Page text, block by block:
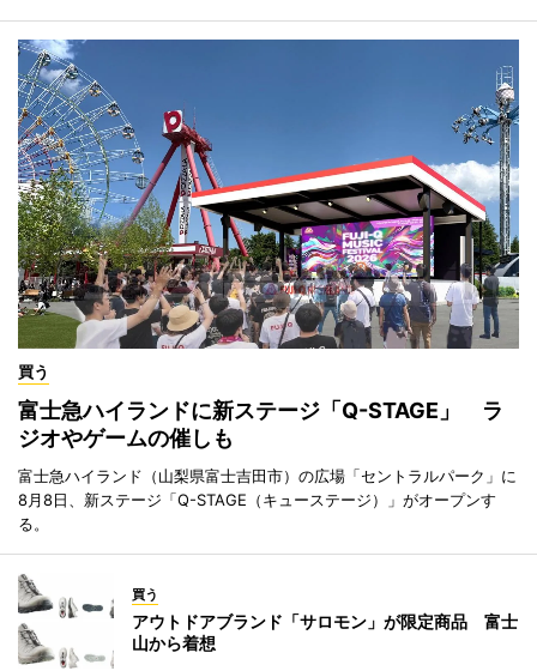
買う
富士急ハイランドに新ステージ「Q-STAGE」 ラ
ジオやゲームの催しも
富士急ハイランド（山梨県富士吉田市）の広場「セントラルパーク」に
8月8日、新ステージ「Q-STAGE（キューステージ）」がオープンす
る。
買う
アウトドアブランド「サロモン」が限定商品 富士
山から着想